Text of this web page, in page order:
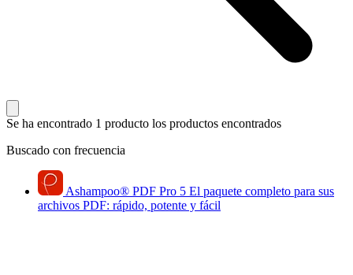
Se ha encontrado 1 producto los productos encontrados
Buscado con frecuencia
Ashampoo® PDF Pro 5 El paquete completo para sus
archivos PDF: rápido, potente y fácil